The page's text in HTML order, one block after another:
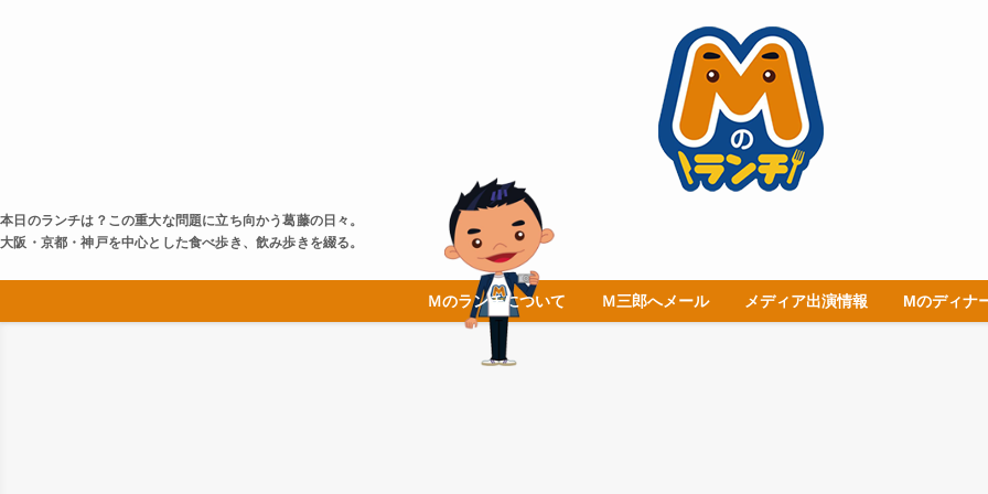
本日のランチは？この重大な問題に立ち向かう葛藤の日々。
大阪・京都・神戸を中心とした食べ歩き、飲み歩きを綴る。
Ｍのランチについて Ｍ三郎へメール メディア出演情報 Mのディナ